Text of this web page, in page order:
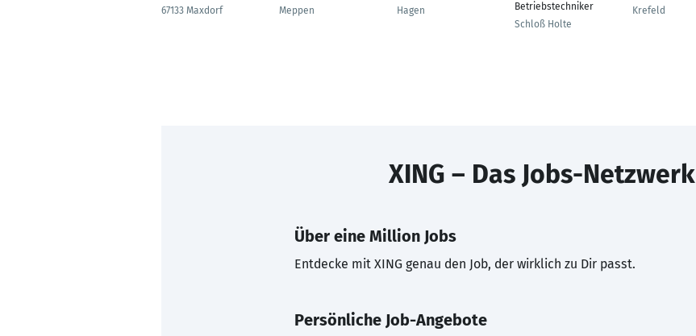
67133 Maxdorf
Meppen
Hagen
Betriebstechniker
Schloß Holte
Krefeld
XING – Das Jobs-Netzwerk
Über eine Million Jobs
Entdecke mit XING genau den Job, der wirklich zu Dir passt.
Persönliche Job-Angebote